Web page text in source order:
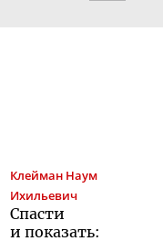
Клейман Наум
Ихильевич
Спасти
и показать: